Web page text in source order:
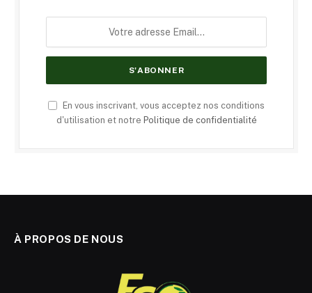
En vous inscrivant, vous acceptez nos conditions
d'utilisation et notre Politique de confidentialité
À PROPOS DE NOUS